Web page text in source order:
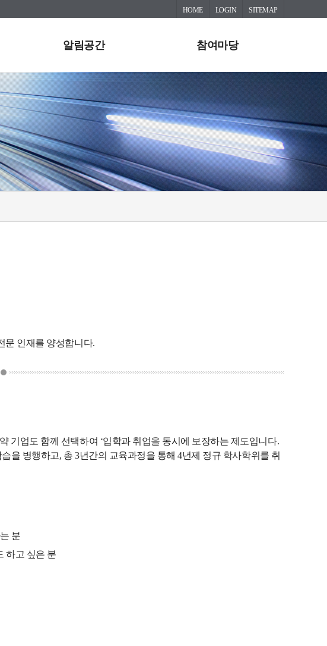
HOME LOGIN SITEMAP
알림공간 참여마당
문 인재를 양성합니다.
기업도 함께 선택하여 ‘입학과 취업을 동시에 보장하는 제도입니다.
을 병행하고, 총 3년간의 교육과정을 통해 4년제 정규 학사학위를 취
분
하고 싶은 분